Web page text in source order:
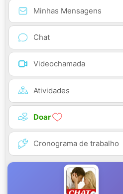
Minhas Mensagens
Chat
Videochamada
Atividades
Doar
Cronograma de trabalho